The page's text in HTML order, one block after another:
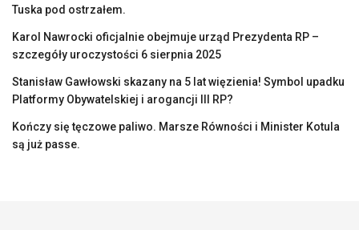
Tuska pod ostrzałem.
Karol Nawrocki oficjalnie obejmuje urząd Prezydenta RP –
szczegóły uroczystości 6 sierpnia 2025
Stanisław Gawłowski skazany na 5 lat więzienia! Symbol upadku
Platformy Obywatelskiej i arogancji III RP?
Kończy się tęczowe paliwo. Marsze Równości i Minister Kotula
są już passe.